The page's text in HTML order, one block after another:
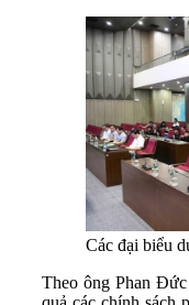
Các đại biểu
Theo ông Phan